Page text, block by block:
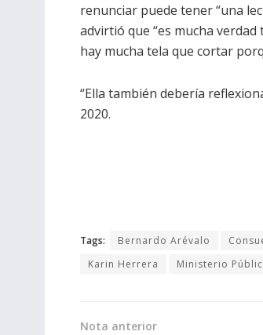
renunciar puede tener “una
advirtió que “es mucha
hay mucha tela que cortar
“Ella también debería
2020.
Tags: Bernardo Arévalo
Karin Herrera
Ministerio
Nota anterior